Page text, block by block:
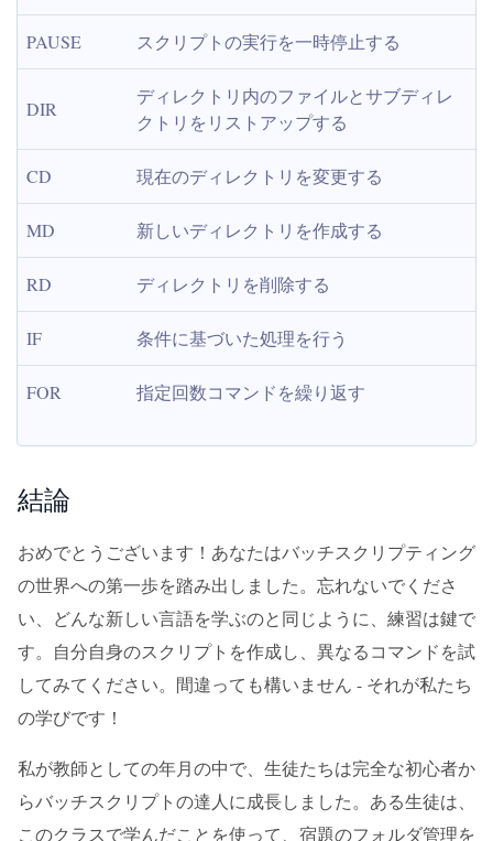
PAUSE スクリプトの実行を一時停止する
DIR
ディレクトリ内のファイルとサブディレ
クトリをリストアップする
CD 現在のディレクトリを変更する
MD 新しいディレクトリを作成する
RD ディレクトリを削除する
IF 条件に基づいた処理を行う
FOR 指定回数コマンドを繰り返す
結論
おめでとうございます！あなたはバッチスクリプティング
の世界への第一歩を踏み出しました。忘れないでくださ
い、どんな新しい言語を学ぶのと同じように、練習は鍵で
す。自分自身のスクリプトを作成し、異なるコマンドを試
してみてください。間違っても構いません - それが私たち
の学びです！
私が教師としての年月の中で、生徒たちは完全な初心者か
らバッチスクリプトの達人に成長しました。ある生徒は、
このクラスで学んだことを使って、宿題のフォルダ管理を